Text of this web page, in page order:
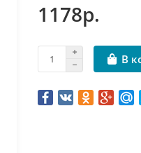
1178р.
В